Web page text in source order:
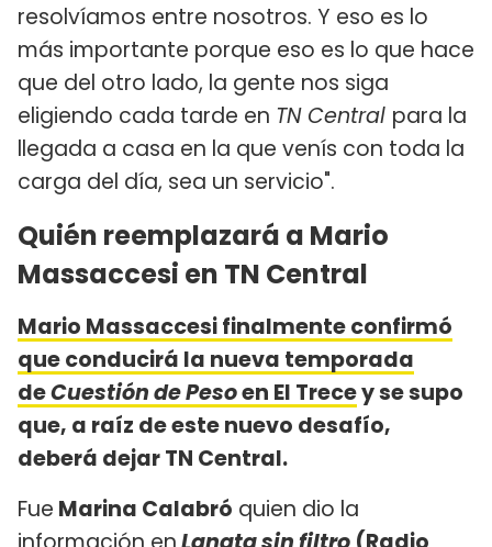
resolvíamos entre nosotros. Y eso es lo
más importante porque eso es lo que hace
que del otro lado, la gente nos siga
eligiendo cada tarde en TN Central para la
llegada a casa en la que venís con toda la
carga del día, sea un servicio".
Quién reemplazará a Mario
Massaccesi en TN Central
Mario Massaccesi finalmente confirmó
que conducirá la nueva temporada
deCuestión de Pesoen El Trecey se supo
que, a raíz de este nuevo desafío,
deberá dejar TN Central.
Fue Marina Calabró quien dio la